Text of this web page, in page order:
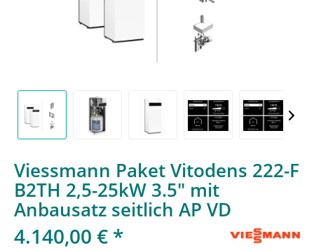
Viessmann Paket Vitodens 222-F
B2TH 2,5-25kW 3.5" mit
Anbausatz seitlich AP VD
4.140,00 € *